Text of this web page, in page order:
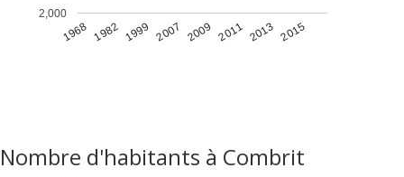
1968 1982 1999 2007 2009 2011 2013 2015
2,000
Nombre d'habitants à Combrit